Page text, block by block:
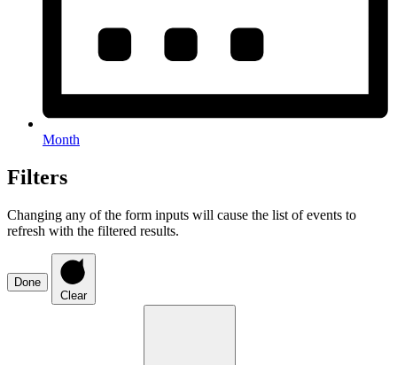
Month
Filters
Changing any of the form inputs will cause the list of events to
refresh with the filtered results.
Done
Clear